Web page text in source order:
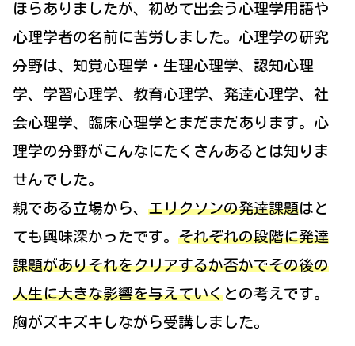
ほらありましたが、初めて出会う心理学用語や
心理学者の名前に苦労しました。心理学の研究
分野は、知覚心理学・生理心理学、認知心理
学、学習心理学、教育心理学、発達心理学、社
会心理学、臨床心理学とまだまだあります。心
理学の分野がこんなにたくさんあるとは知りま
せんでした。
親である立場から、 エリクソンの発達課題はと
ても興味深かったです。 それぞれの段階に発達
課題がありそれをクリアするか否かでその後の
人生に大きな影響を与えていくとの考えです。
胸がズキズキしながら受講しました。